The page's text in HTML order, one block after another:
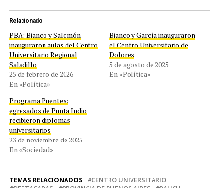
Relacionado
PBA: Bianco y Salomón
inauguraron aulas del Centro
Universitario Regional
Saladillo
25 de febrero de 2026
En «Política»
Bianco y García inauguraron
el Centro Universitario de
Dolores
5 de agosto de 2025
En «Política»
Programa Puentes:
egresados de Punta Indio
recibieron diplomas
universitarios
23 de noviembre de 2025
En «Sociedad»
TEMAS RELACIONADOS
CENTRO UNIVERSITARIO